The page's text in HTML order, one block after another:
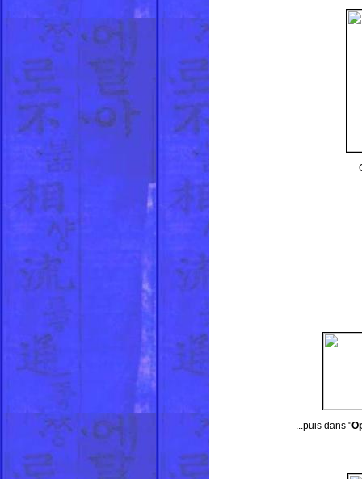
...puis dans "